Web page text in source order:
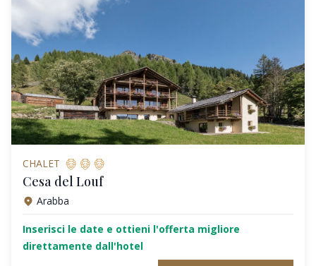
CHALET
Cesa del Louf
Arabba
Inserisci le date e ottieni l'offerta migliore
direttamente dall'hotel